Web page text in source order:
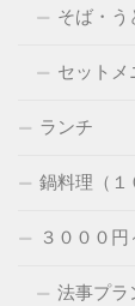
そば・う
セットメ
ランチ
鍋料理（
３０００
法事プラ